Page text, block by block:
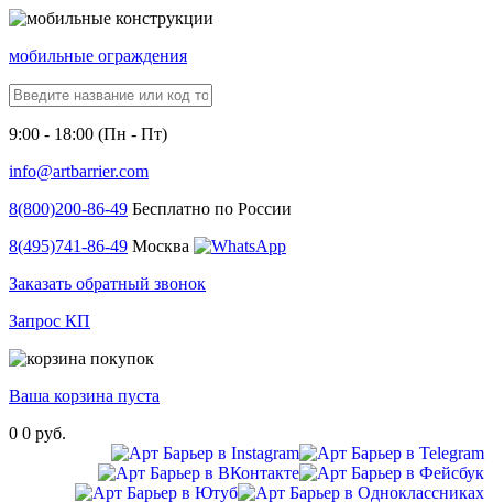
мобильные ограждения
9:00 - 18:00 (Пн - Пт)
info@artbarrier.com
8(800)200-86-49 Бесплатно по России
8(495)741-86-49 Москва
Заказать обратный звонок
Запрос КП
Ваша корзина пуста
0 0 руб.